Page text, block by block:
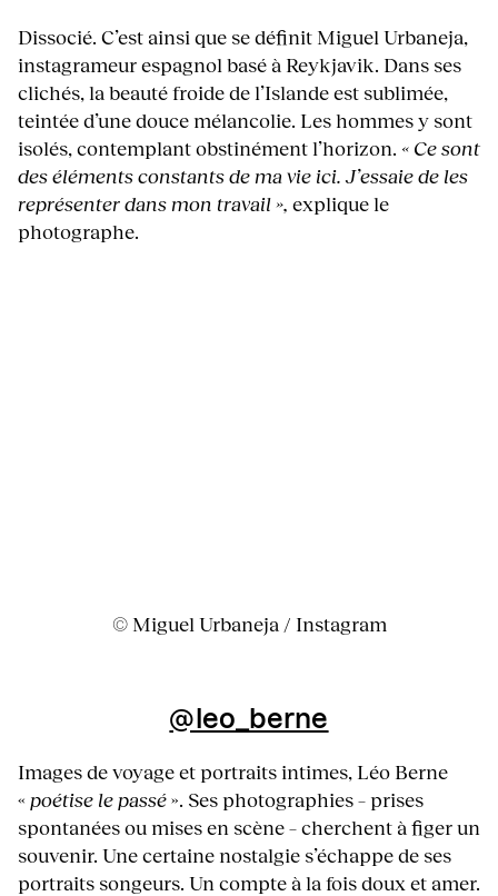
Dissocié. C’est ainsi que se définit Miguel Urbaneja,
instagrameur espagnol basé à Reykjavik. Dans ses
clichés, la beauté froide de l’Islande est sublimée,
teintée d’une douce mélancolie. Les hommes y sont
isolés, contemplant obstinément l’horizon. « Ce sont
des éléments constants de ma vie ici. J’essaie de les
représenter dans mon travail », explique le
photographe.
© Miguel Urbaneja / Instagram
@leo_berne
Images de voyage et portraits intimes, Léo Berne
« poétise le passé». Ses photographies – prises
spontanées ou mises en scène – cherchent à figer un
souvenir. Une certaine nostalgie s’échappe de ses
portraits songeurs. Un compte à la fois doux et amer.